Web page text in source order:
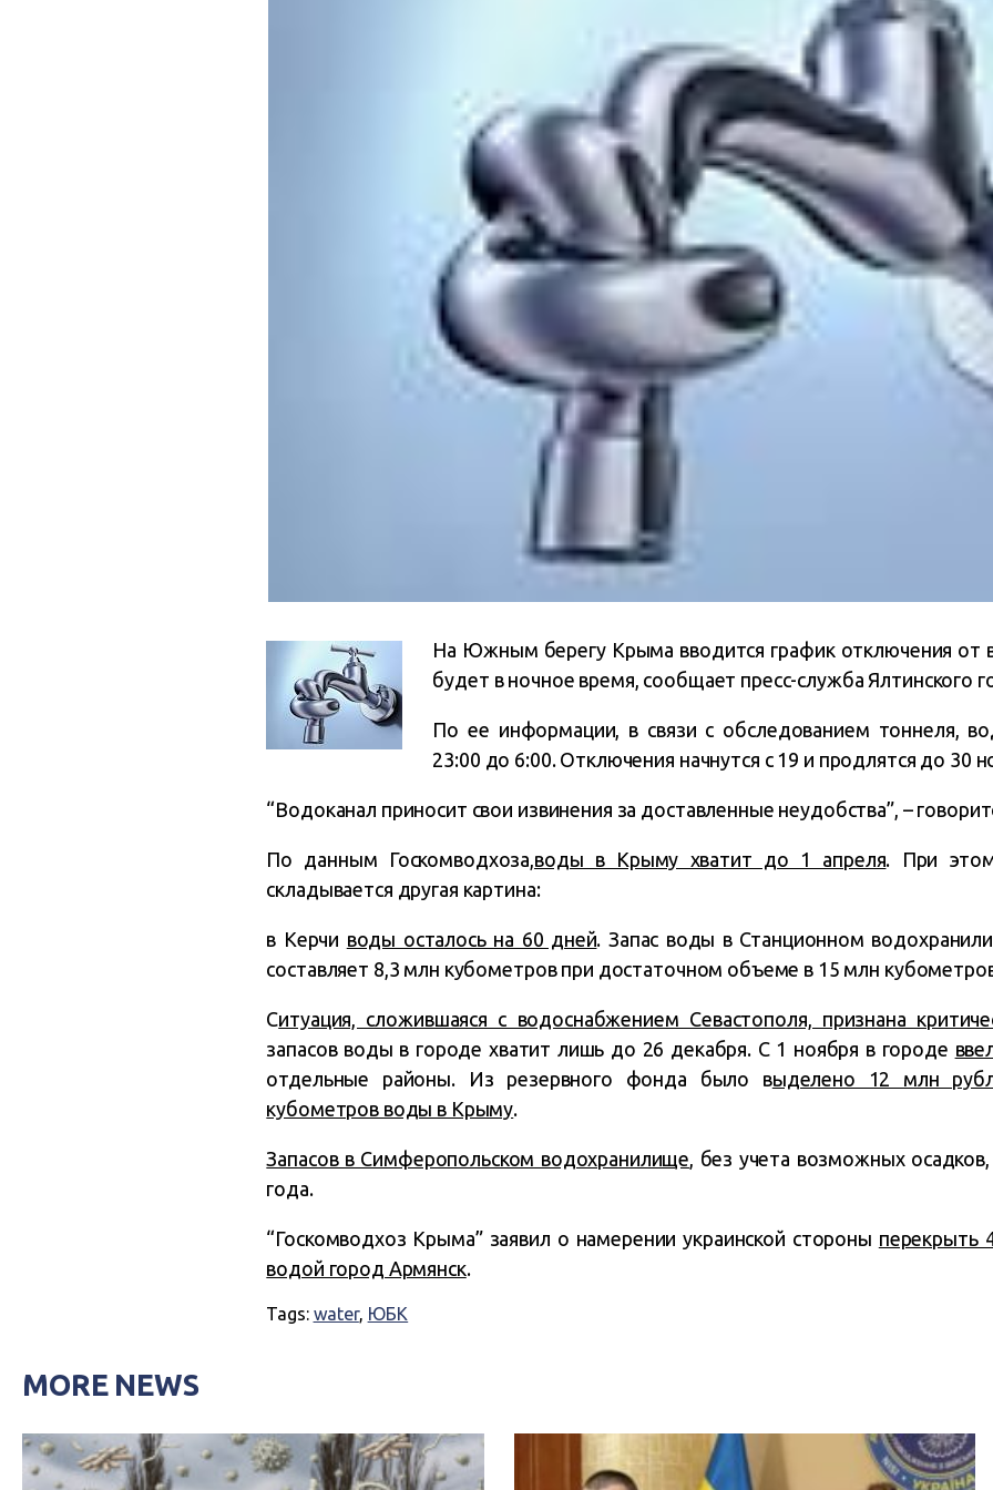
На Южным берегу Крыма вводится график отключения от
будет в ночное время, сообщает пресс-служба Ялтинского
По ее информации, в связи с обследованием тоннеля,
23:00 до 6:00. Отключения начнутся с 19 и продлятся до 30
“Водоканал приносит свои извинения за доставленные неудобства”, –
По данным Госкомводхоза,воды в Крыму хватит до 1 апреля. При
складывается другая картина:
в Керчи воды осталось на 60 дней. Запас воды в Станционном
составляет 8,3 млн кубометров при достаточном объеме в 15 млн
Ситуация, сложившаяся с водоснабжением Севастополя, признана
запасов воды в городе хватит лишь до 26 декабря. С 1 ноября в городе
отдельные районы. Из резервного фонда было выделено 12 млн
кубометров воды в Крыму.
Запасов в Симферопольском водохранилище, без учета возможных
года.
“Госкомводхоз Крыма” заявил о намерении украинской стороны перекрыть
водой город Армянск.
Tags: water, ЮБК
MORE NEWS